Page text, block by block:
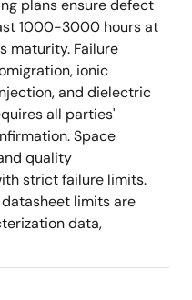
plans ensure defect
1000-3000 hours at
maturity. Failure
ionic
and dielectric
all parties'
Space
quality
strict failure limits.
limits are
data,